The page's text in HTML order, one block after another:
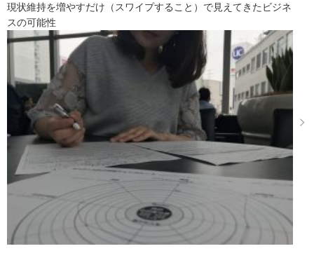
現状維持を増やすだけ（スワイプすること）で見えてきたビジネ
スの可能性